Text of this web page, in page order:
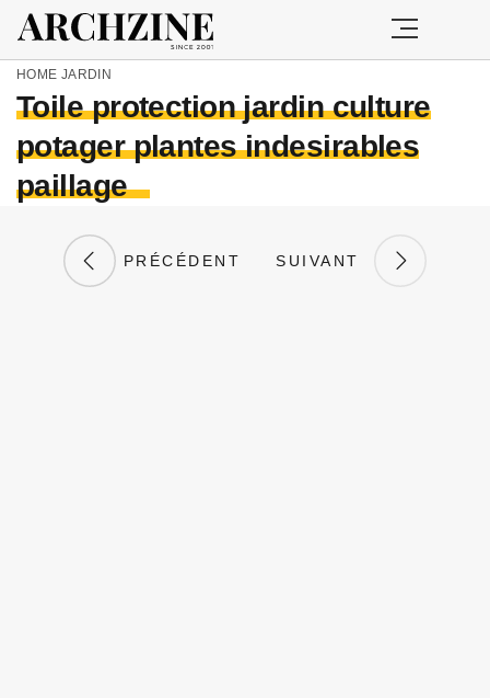
HOME JARDIN
Toile protection jardin culture
potager plantes indesirables
paillage
PRÉCÉDENT SUIVANT